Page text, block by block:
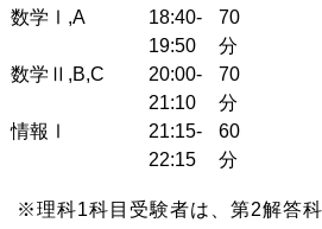
数学Ⅰ,A
18:40-
19:50
70
分
数学Ⅱ,B,C
20:00-
21:10
70
分
情報Ⅰ
21:15-
22:15
60
分
※理科1科目受験者は、第2解答